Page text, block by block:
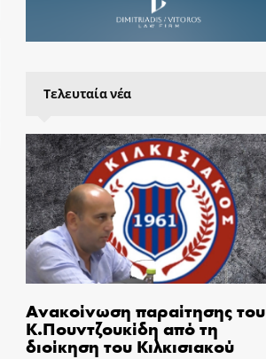
Τελευταία νέα
Ανακοίνωση παραίτησης του
Κ.Πουντζουκίδη από τη
διοίκηση του Κιλκισιακού